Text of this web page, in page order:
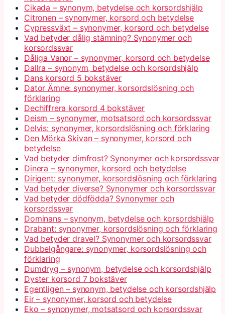
Cikada – synonym, betydelse och korsordshjälp
Citronen – synonymer, korsord och betydelse
Cypressväxt – synonymer, korsord och betydelse
Vad betyder dålig stämning? Synonymer och
korsordssvar
Dåliga Vanor – synonymer, korsord och betydelse
Dallra – synonym, betydelse och korsordshjälp
Dans korsord 5 bokstäver
Dator Ämne: synonymer, korsordslösning och
förklaring
Dechiffrera korsord 4 bokstäver
Deism – synonymer, motsatsord och korsordssvar
Delvis: synonymer, korsordslösning och förklaring
Den Mörka Skivan – synonymer, korsord och
betydelse
Vad betyder dimfrost? Synonymer och korsordssvar
Dinera – synonymer, korsord och betydelse
Dirigent: synonymer, korsordslösning och förklaring
Vad betyder diverse? Synonymer och korsordssvar
Vad betyder dödfödda? Synonymer och
korsordssvar
Dominans – synonym, betydelse och korsordshjälp
Drabant: synonymer, korsordslösning och förklaring
Vad betyder dravel? Synonymer och korsordssvar
Dubbelgångare: synonymer, korsordslösning och
förklaring
Dumdryg – synonym, betydelse och korsordshjälp
Dyster korsord 7 bokstäver
Egentligen – synonym, betydelse och korsordshjälp
Eir – synonymer, korsord och betydelse
Eko – synonymer, motsatsord och korsordssvar